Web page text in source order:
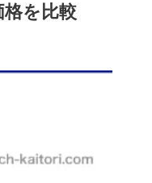
を比較